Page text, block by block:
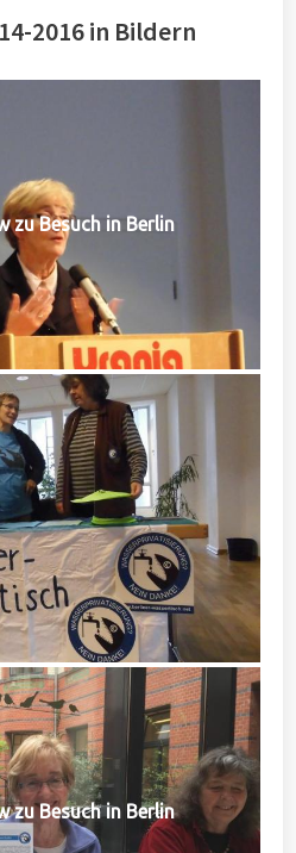
2016 in Bildern
zu Besuch in Berlin
zu Besuch in Berlin